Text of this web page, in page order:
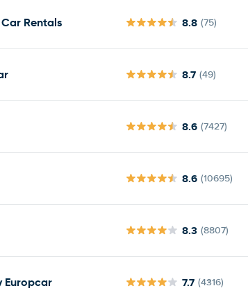
Rentals 8.8 (75)
8.7 (49)
8.6 (7427)
8.6 (10695)
8.3 (8807)
Europcar 7.7 (4316)